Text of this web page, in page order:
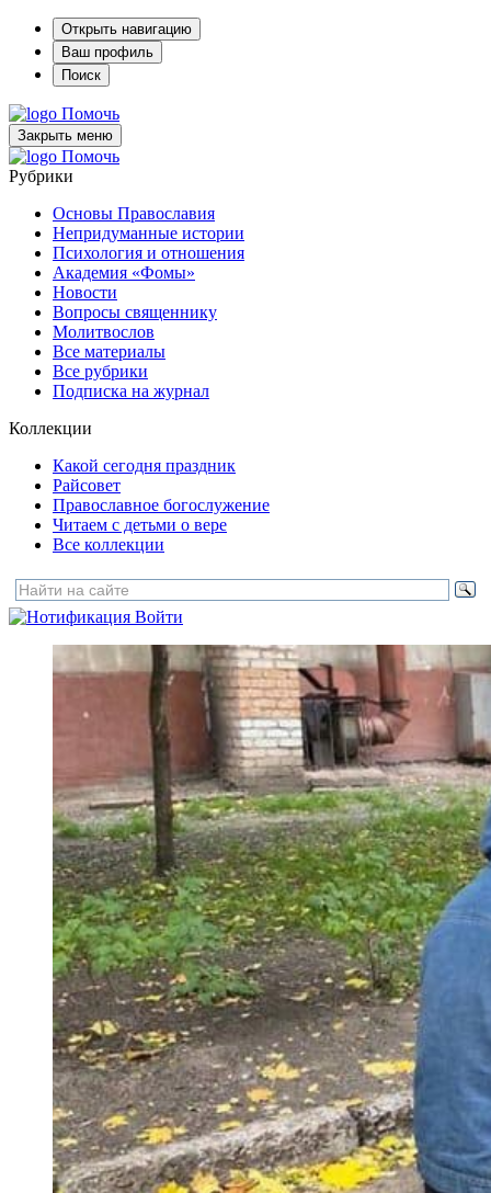
Открыть навигацию
Ваш профиль
Поиск
Помочь
Закрыть меню
Помочь
Рубрики
Основы Православия
Непридуманные истории
Психология и отношения
Академия «Фомы»
Новости
Вопросы священнику
Молитвослов
Все материалы
Все рубрики
Подписка на журнал
Коллекции
Какой сегодня праздник
Райсовет
Православное богослужение
Читаем с детьми о вере
Все коллекции
Войти